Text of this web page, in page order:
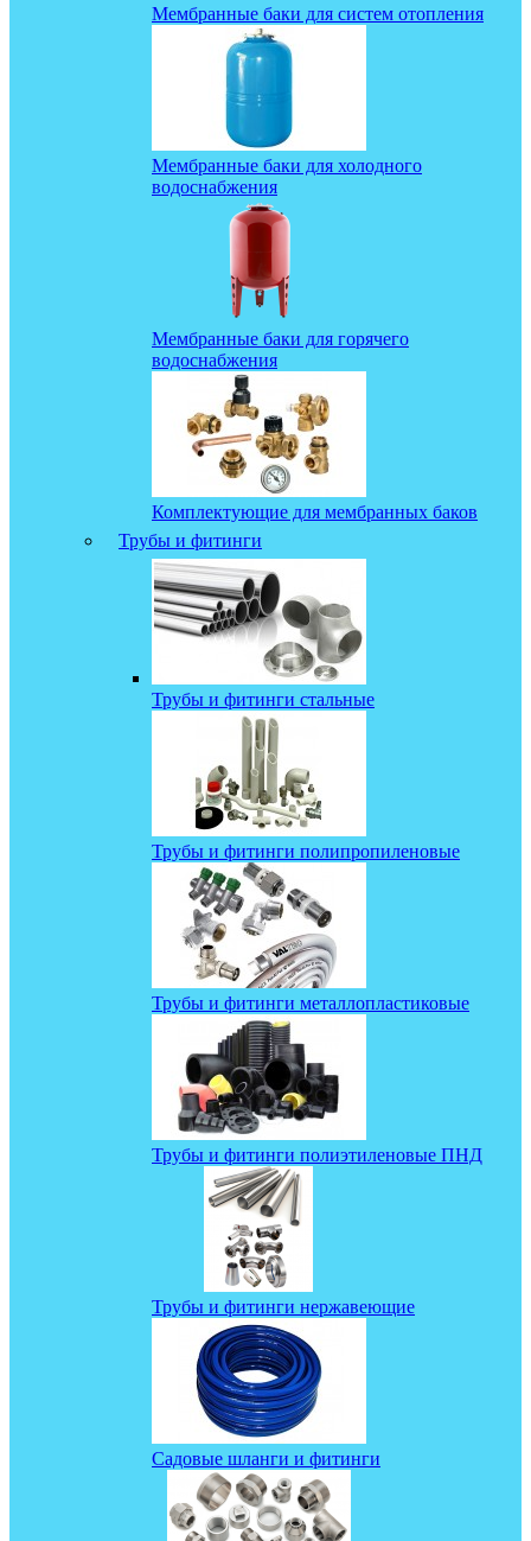
Мембранные баки для систем отопления
Мембранные баки для холодного
водоснабжения
Мембранные баки для горячего
водоснабжения
Комплектующие для мембранных баков
Трубы и фитинги
Трубы и фитинги стальные
Трубы и фитинги полипропиленовые
Трубы и фитинги металлопластиковые
Трубы и фитинги полиэтиленовые ПНД
Трубы и фитинги нержавеющие
Садовые шланги и фитинги